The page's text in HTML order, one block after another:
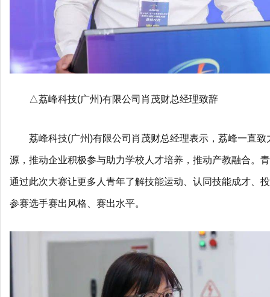
△荔峰科技(广州)有限公司肖茂财总经理致辞
荔峰科技(广州)有限公司肖茂财总经理表示，荔峰一直
源，推动企业积极参与助力学校人才培养，推动产教融合。
通过此次大赛让更多人青年了解技能运动、认同技能成才、
参赛选手赛出风格、赛出水平。